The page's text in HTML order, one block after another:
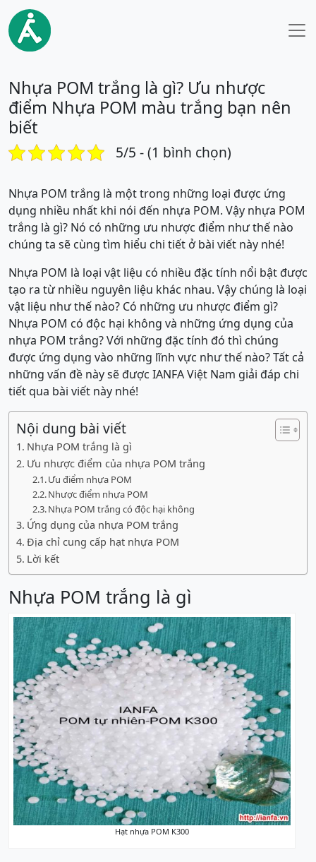
Nhựa POM trắng là gì? Ưu nhược
điểm Nhựa POM màu trắng bạn nên
biết
5/5 - (1 bình chọn)
Nhựa POM trắng là một trong những loại được ứng
dụng nhiều nhất khi nói đến nhựa POM. Vậy nhựa POM
trắng là gì? Nó có những ưu nhược điểm như thế nào
chúng ta sẽ cùng tìm hiểu chi tiết ở bài viết này nhé!
Nhựa POM là loại vật liệu có nhiều đặc tính nổi bật được
tạo ra từ nhiều nguyên liệu khác nhau. Vậy chúng là loại
vật liệu như thế nào? Có những ưu nhược điểm gì?
Nhựa POM có độc hại không và những ứng dụng của
nhựa POM trắng? Với những đặc tính đó thì chúng
được ứng dụng vào những lĩnh vực như thế nào? Tất cả
những vấn đề này sẽ được IANFA Việt Nam giải đáp chi
tiết qua bài viết này nhé!
Nội dung bài viết
Nhựa POM trắng là gì
Ưu nhược điểm của nhựa POM trắng
Ưu điểm nhựa POM
Nhược điểm nhựa POM
Nhựa POM trắng có độc hại không
Ứng dụng của nhựa POM trắng
Địa chỉ cung cấp hạt nhựa POM
Lời kết
Nhựa POM trắng là gì
Hạt nhựa POM K300